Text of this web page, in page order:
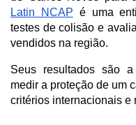
Latin NCAP é uma
testes de colisão e
vendidos na região.
Seus resultados são
medir a proteção de um
critérios internacionais e